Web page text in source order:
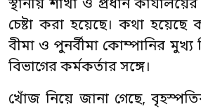
স্থানীয় শাখা ও প্রধান
চেষ্টা করা হয়েছে। কথা
বীমা ও পুনর্বীমা কোম্পানির মুখ্য
বিভাগের কর্মকর্তার সঙ্গে।
খোঁজ নিয়ে জানা গেছে,